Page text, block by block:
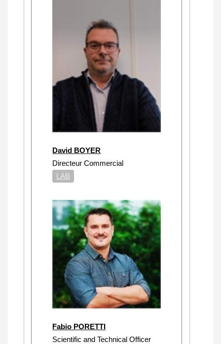
David BOYER
Directeur Commercial
LAB
Fabio PORETTI
Scientific and Technical Officer